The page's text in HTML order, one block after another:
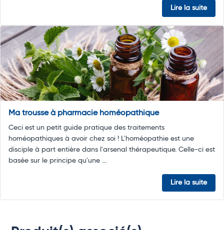
Lire la suite
Ma trousse à pharmacie homéopathique
Ceci est un petit guide pratique des traitements
homéopathiques à avoir chez soi ! L'homéopathie est une
disciple à part entière dans l'arsenal thérapeutique. Celle-ci est
basée sur le principe qu'une ...
Lire la suite